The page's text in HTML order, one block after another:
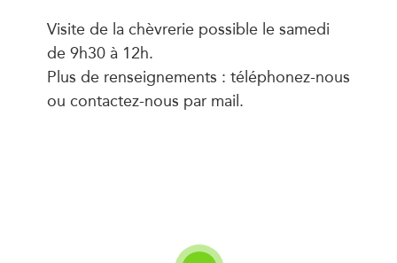
Visite de la chèvrerie possible le samedi
de 9h30 à 12h.
Plus de renseignements : téléphonez-nous
ou contactez-nous par mail.